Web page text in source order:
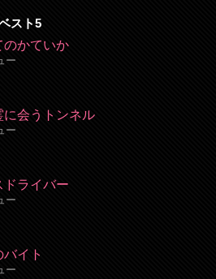
スト5
のかていか
ー
に会うトンネル
ー
ドライバー
ー
イト
ー